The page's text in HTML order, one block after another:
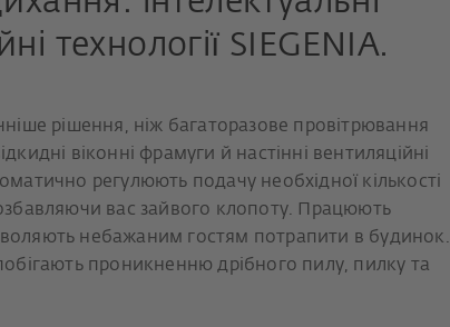
технології SIEGENIA.
рішення, ніж багаторазове провітрювання
віконні фрамуги й настінні вентиляційні
регулюють подачу необхідної кількості
вас зайвого клопоту. Працюють
небажаним гостям потрапити в будинок.
проникненню дрібного пилу, пилку та